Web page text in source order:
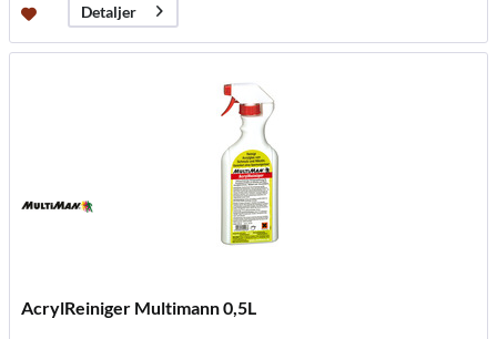
Detaljer
AcrylReiniger Multimann 0,5L